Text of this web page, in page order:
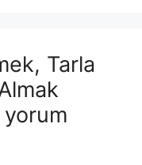
Tarla